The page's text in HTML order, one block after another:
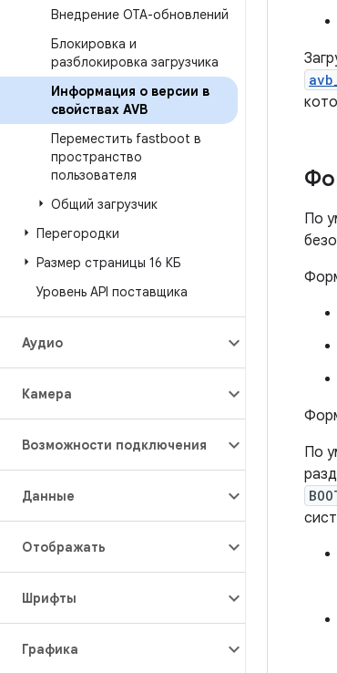
Внедрение OTA-обновлений
Блокировка и
разблокировка загрузчика
Информация о версии в
свойствах AVB
Переместить fastboot в
пространство
пользователя
Общий загрузчик
Перегородки
Размер страницы 16 КБ
Уровень API поставщика
Аудио
Камера
Возможности подключения
Данные
Отображать
Шрифты
Графика
По
По